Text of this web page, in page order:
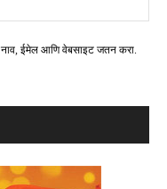
नाव, ईमेल आणि वेबसाइट जतन करा.